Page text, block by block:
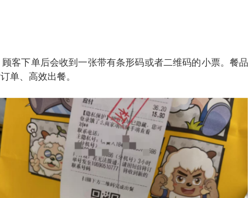
客下单后会收到一张带有条形码或者二维码的小票。餐品
单、高效出餐。